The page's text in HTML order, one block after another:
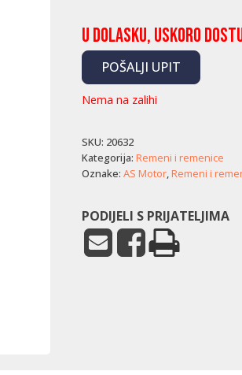
U dolasku, uskoro
POŠALJI UPIT
Nema na zalihi
SKU: 20632
Kategorija: Remeni i remenice
Oznake: AS Motor,Remeni i
PODIJELI S PRIJATELJIMA